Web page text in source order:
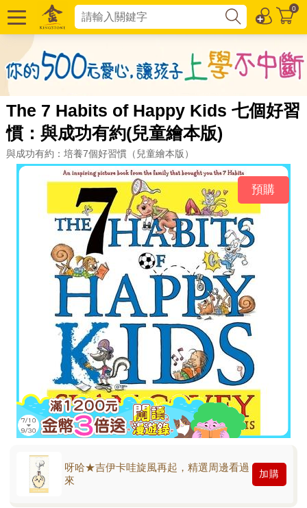
0
The 7 Habits of Happy Kids 七個好習
慣：與成功有約(兒童繪本版)
與成功有約：培養7個好習慣（兒童繪本版）
預購
呀哈★吉伊卡哇旋風再起，精選周邊看過
來
加購